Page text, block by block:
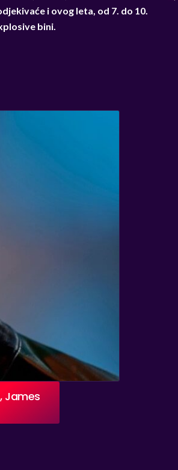
i ovog leta, od 7. do 10.
bini.
James